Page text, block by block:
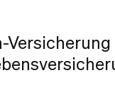
Versicherung